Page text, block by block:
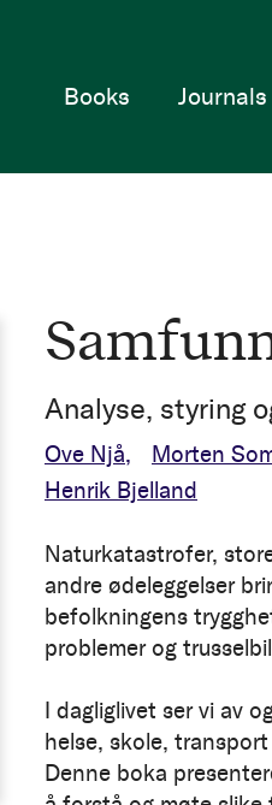
Home
Books Journals
Analyse, styring
Ove Njå Morten
Henrik Bjelland
Naturkatastrofer,
andre ødeleggelser
befolkningens
problemer og
I dagliglivet ser vi av
helse, skole,
Denne boka